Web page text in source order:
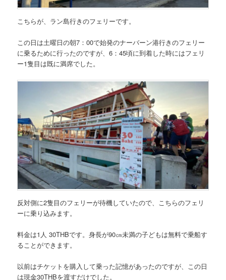
こちらが、ラン島行きのフェリーです。
この日は土曜日の朝7：00で始発のナーバーン港行きのフェリー
に乗るために行ったのですが、6：45頃に到着した時にはフェリ
ー1隻目は既に満席でした。
反対側に2隻目のフェリーが待機していたので、こちらのフェリ
ーに乗り込みます。
料金は1人 30THBです。身長が90㎝未満の子どもは無料で乗船す
ることができます。
以前はチケットを購入して乗った記憶があったのですが、この日
は現金30THBを渡すだけでした。